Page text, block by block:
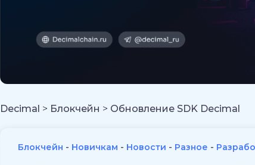
Decimal > Блокчейн > Обновление SDK Decimal
Блокчейн Новичкам Новости Разное